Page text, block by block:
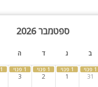
ספטמבר 2026
ב ג ד ה
31
1
2
3